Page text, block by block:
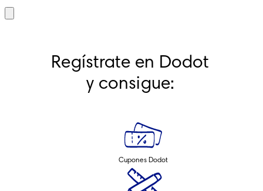
Regístrate en Dodot
y consigue:
Cupones Dodot